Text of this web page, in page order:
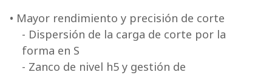
• Mayor rendimiento y precisión de corte
- Dispersión de la carga de corte por la
forma en S
- Zanco de nivel h5 y gestión de